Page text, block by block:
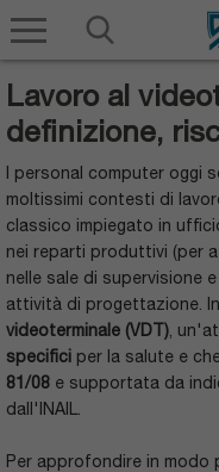
Lavoro al
definizione,
I personal computer oggi
moltissimi contesti di
classico impiegato in
nei reparti produttivi (per
nelle sale di supervisione
attività di progettazione.
videoterminale (VDT) ,
specifici per la salute e
81/08 e supportata da
dall'INAIL.
Per approfondire in